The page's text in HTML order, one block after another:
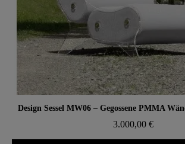
Aperçu rapide
3.000,00 €